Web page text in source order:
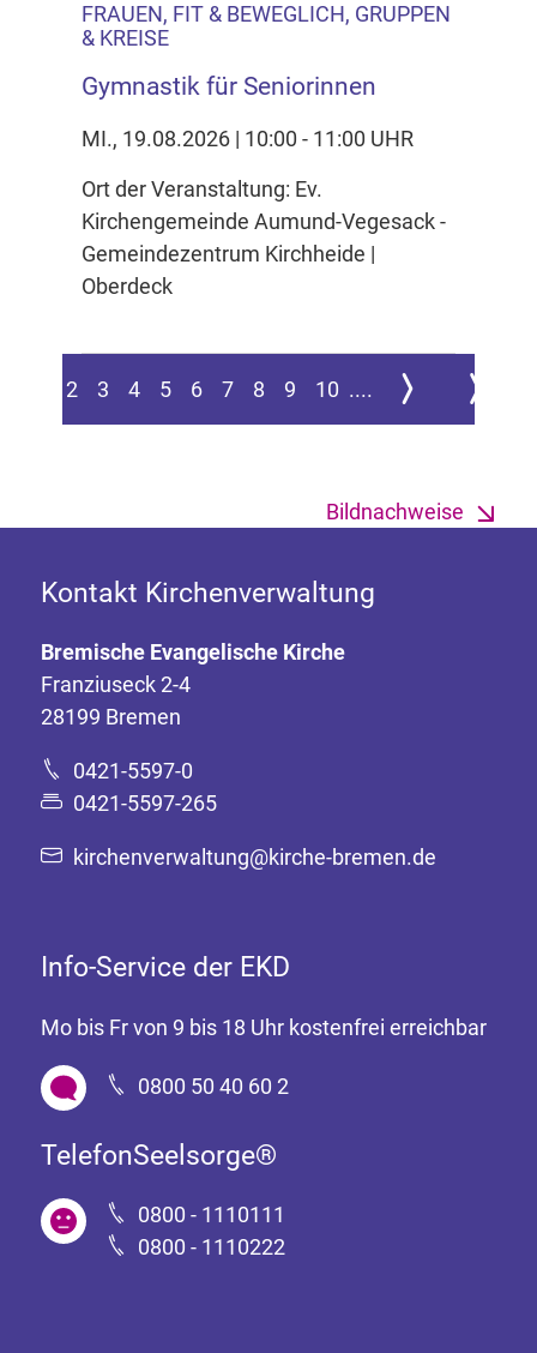
FRAUEN, FIT & BEWEGLICH, GRUPPEN
& KREISE
Gymnastik für Seniorinnen
MI., 19.08.2026 | 10:00 - 11:00 UHR
Ort der Veranstaltung: Ev.
Kirchengemeinde Aumund-Vegesack -
Gemeindezentrum Kirchheide |
Oberdeck
2 3 4 5 6 7 8 9 10 .... Zur nächsten Seite
Zur
Bildnachweise
Kontakt Kirchenverwaltung
Bremische Evangelische Kirche
Franziuseck 2-4
28199 Bremen
0421-5597-0
0421-5597-265
kirchenverwaltung@kirche-bremen.de
Info-Service der EKD
Mo bis Fr von 9 bis 18 Uhr kostenfrei erreichbar
0800 50 40 60 2
TelefonSeelsorge®
0800 - 1110111
0800 - 1110222